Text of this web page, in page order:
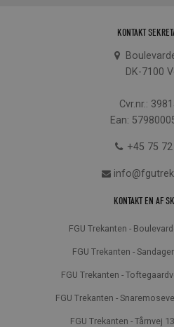
KONTAKT
DK-7100
Cvr.nr.:
Ean:
+45 75
KONTAKT EN AF
FGU Trekanten -
FGU Trekanten -
FGU Trekanten -
FGU Trekanten -
FGU Trekanten - Tårnvej